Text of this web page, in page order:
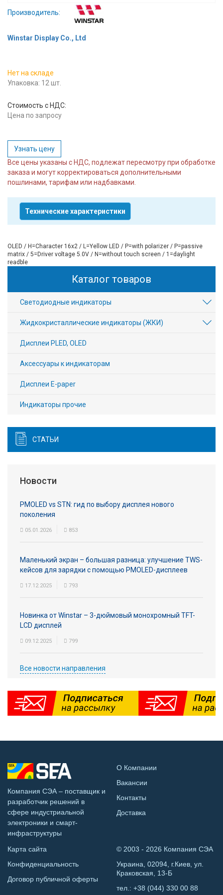
Вход/
авторизация
Контакты
Доставка
поддержка
Блог
Производитель:
Winstar Display Co., Ltd
Нет на складе
Упаковка: 12 шт.
Стоимость с НДС:
Цена по запросу
Узнать цену
Все цены указаны с НДС, подлежат пересмотру при обработке
заказа и могут корректироваться дополнительными
пошлинами, тарифам или надбавками.
Технические характеристики
OLED / H=Character 16x2 / L=Yellow LED / P=with polarizer / P=passive
matrix / 5=Driver voltage 5.0V / N=without touch screen / 1=daylight
readble
Каталог товаров
Светодиодные индикаторы
Жидкокристаллические индикаторы (ЖКИ)
Дисплеи PLED, OLED
Аксессуары к индикаторам
Дисплеи E-paper
Индикаторы прочие
СТАТЬИ
Новости
PMOLED vs STN: гид по выбору дисплея нового
поколения
05.01.2026 853
Маленький экран – большая разница: улучшение TWS-
кейсов для зарядки с помощью PMOLED-дисплеев
17.12.2025 793
Новинка от Winstar – 3-дюймовый монохромный TFT-
LCD дисплей
09.12.2025 799
Все новости направления
Компания СЭА – поставщик и
разработчик решений в
сфере индустриальной
электроники и смарт-
инфраструктуры
О Компании
Вакансии
Контакты
Доставка
Карта сайта
Конфиденциальность
Договор публичной оферты
© 2003 - 2026 Компания СЭА
Украина, 02094, г.Киев, ул.
Краковская, 13-Б
тел.: +38 (044) 330 00 88